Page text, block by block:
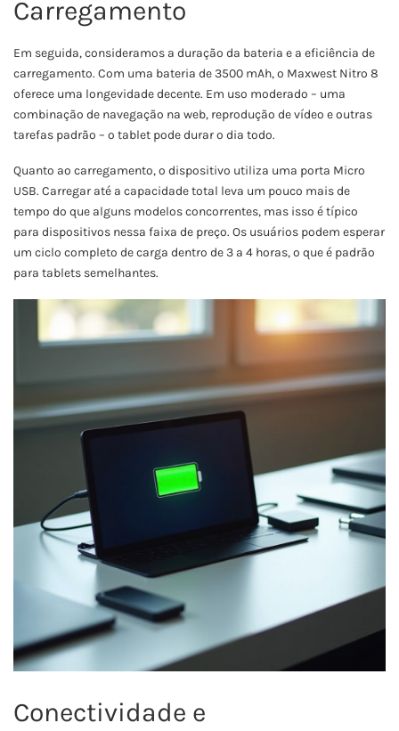
Carregamento
Em seguida, consideramos a duração da bateria e a eficiência de
carregamento. Com uma bateria de 3500 mAh, o Maxwest Nitro 8
oferece uma longevidade decente. Em uso moderado – uma
combinação de navegação na web, reprodução de vídeo e outras
tarefas padrão – o tablet pode durar o dia todo.
Quanto ao carregamento, o dispositivo utiliza uma porta Micro
USB. Carregar até a capacidade total leva um pouco mais de
tempo do que alguns modelos concorrentes, mas isso é típico
para dispositivos nessa faixa de preço. Os usuários podem esperar
um ciclo completo de carga dentro de 3 a 4 horas, o que é padrão
para tablets semelhantes.
Conectividade e